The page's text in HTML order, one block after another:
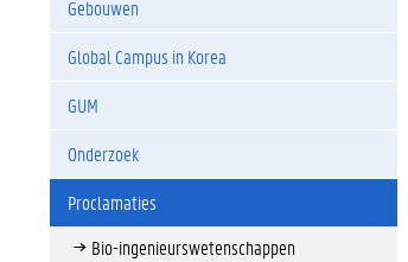
Gebouwen
Global Campus in Korea
GUM
Onderzoek
Proclamaties
Bio-ingenieurswetenschappen